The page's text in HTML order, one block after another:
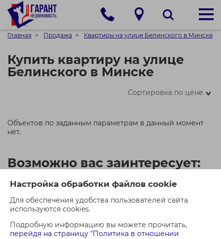
Настройка обработки файлов cookie
Для обеспечения удобства пользователей сайта
используются cookies.
Подробную информацию вы можете прочитать,
перейдя на страницу "Политика в отношении
Главная Продажа Квартиры на улице Белинского в Минске
Купить квартиру на улице
Белинского в Минске
Сортировка по цене>
Объектов по заданным параметрам в данный момент
нет.
Возможно вас заинтересует: